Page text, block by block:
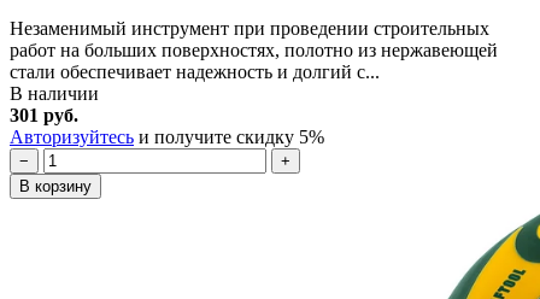
Незаменимый инструмент при проведении строительных
работ на больших поверхностях, полотно из нержавеющей
стали обеспечивает надежность и долгий с...
В наличии
301 руб.
Авторизуйтесь и получите скидку 5%
−
+
В корзину